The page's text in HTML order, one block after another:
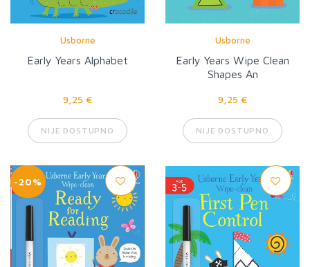
Usborne
Early Years Alphabet
9,25 €
NIJE DOSTUPNO
Usborne
Early Years Wipe Clean
Shapes An
9,25 €
NIJE DOSTUPNO
-20%